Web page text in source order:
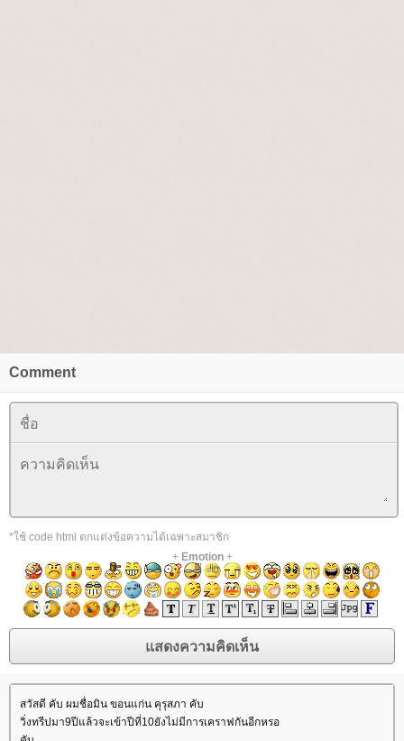
Comment
*ใช้ code html ตกแต่งข้อความได้เฉพาะสมาชิก
+ Emotion+
สวัสดี คับ ผมชื่อมิน ขอนแก่น คุรุสภา คับ
วิ่งทรีปมา9ปีแล้วจะเข้าปีที่10ยังไม่มีการเคราฟกันอีกหรอ